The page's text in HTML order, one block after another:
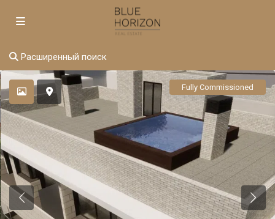
Расширенный поиск
Fully Commissioned